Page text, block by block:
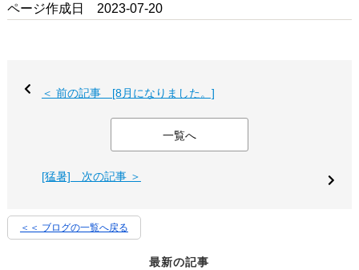
ページ作成日 2023-07-20
＜ 前の記事 [8月になりました。]
一覧へ
[猛暑] 次の記事 ＞
＜＜ ブログの一覧へ戻る
最新の記事